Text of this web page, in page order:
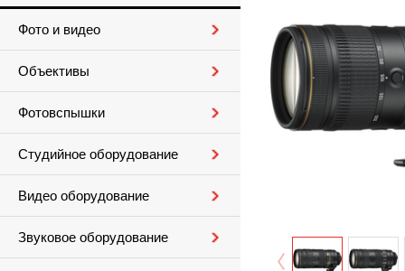
Фото и видео
Объективы
Фотовспышки
Студийное оборудование
Видео оборудование
Звуковое оборудование